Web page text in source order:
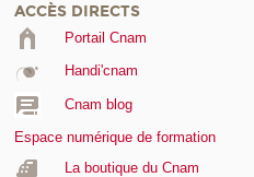
ACCÈS DIRECTS
Portail Cnam
Handi'cnam
Cnam blog
Espace numérique de formation
La boutique du Cnam